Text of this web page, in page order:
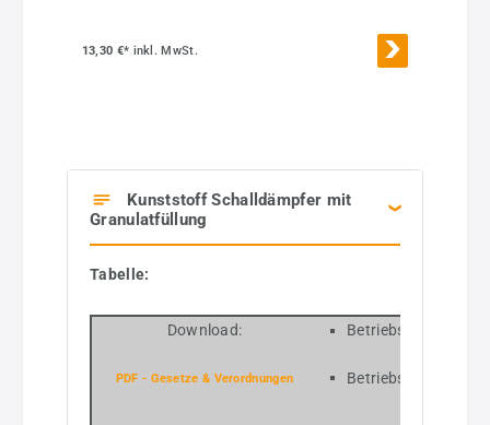
13,30 €* inkl. MwSt.
Kunststoff Schalldämpfer mit
Granulatfüllung
Tabelle:
Download:
PDF - Gesetze & Verordnungen
Betriebsdruck:
Betriebstemperatur: